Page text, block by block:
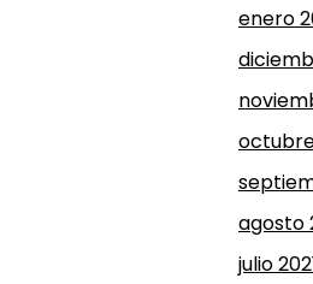
enero
octubre
agosto
julio